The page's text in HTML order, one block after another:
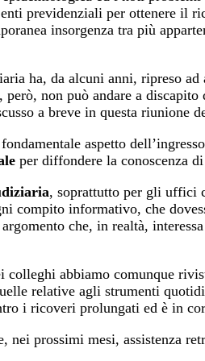
previdenziali per ottenere il
insorgenza tra più
ha, da alcuni anni, ripreso
non può andare a
a breve in questa riunione
fondamentale aspetto
per diffondere la conoscenza
, soprattutto per gli uffici
compito informativo, che
che, in realtà,
colleghi abbiamo comunque
relative agli strumenti
i ricoveri prolungati ed è in
nei prossimi mesi, assistenza